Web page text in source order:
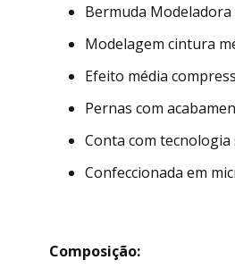
Bermuda
Modelagem cintura
Efeito média
Pernas com
Conta com
Confeccionada em
Composição: